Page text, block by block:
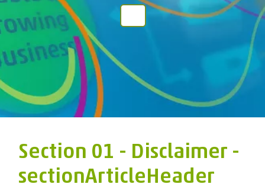
Section 01 - Disclaimer -
sectionArticleHeader